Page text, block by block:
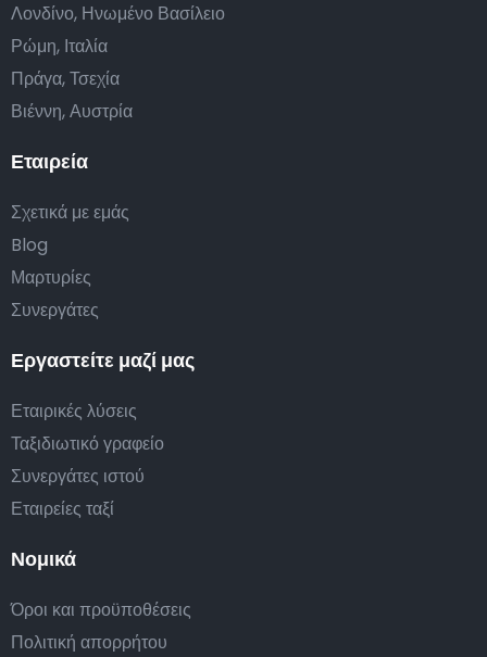
Εταιρεία
Σχετικά με εμάς
Blog
Μαρτυρίες
Συνεργάτες
Εργαστείτε μαζί μας
Εταιρικές λύσεις
Ταξιδιωτικό γραφείο
Συνεργάτες ιστού
Εταιρείες ταξί
Νομικά
Όροι και προϋποθέσεις
Πολιτική απορρήτου
Λονδίνο, Ηνωμένο Βασίλειο
Ρώμη, Ιταλία
Πράγα, Τσεχία
Βιέννη, Αυστρία